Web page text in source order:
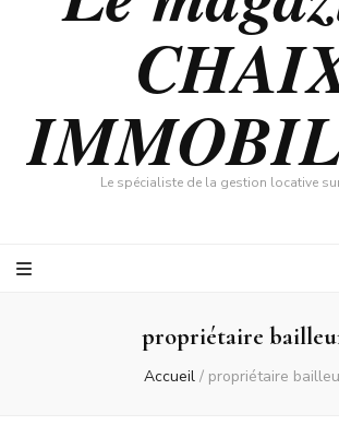
Le spécialiste de la gestion locative
propriétaire
Accueil / propriétaire